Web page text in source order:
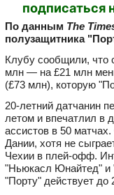
подписаться
По данным The
полузащитника
Клубу сообщили, что
млн — на £21 млн
(£73 млн), которую
20‑летний датчанин
летом и впечатлил в
ассистов в 50
Дании, хотя не
Чехии в плей‑офф.
"Ньюкасл Юнайтед" и
"Порту" действует до